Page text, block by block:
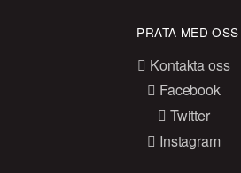
PRATA MED OSS
Kontakta oss
Facebook
Twitter
Instagram